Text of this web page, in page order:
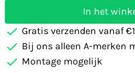
In het
Gratis verzenden vanaf
Bij ons alleen A-merken
Montage mogelijk